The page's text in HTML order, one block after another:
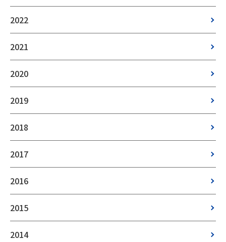
2022
2021
2020
2019
2018
2017
2016
2015
2014